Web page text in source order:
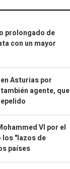
prolongado de
con un mayor
Asturias por
agente, que
VI por el
los "lazos de
países